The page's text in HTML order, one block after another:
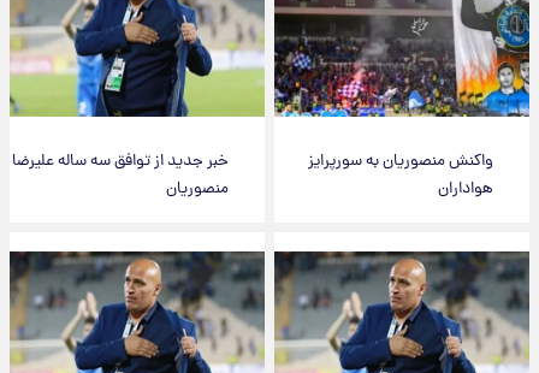
واکنش منصوریان به سورپرایز
هواداران
خبر جدید از توافق سه ساله علیرضا
منصوریان